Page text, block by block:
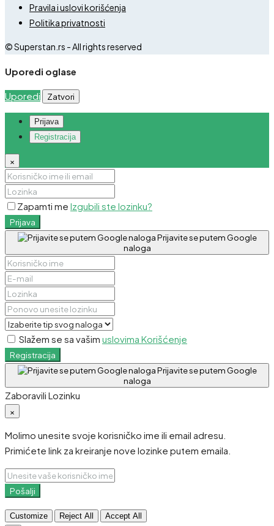
Pravila i uslovi korišćenja
Politika privatnosti
© Superstan.rs - All rights reserved
Uporedi oglase
Uporedi Zatvori
Prijava
Registracija
×
Zapamti me Izgubili ste lozinku?
Prijava
Prijavite se putem Google
naloga
Slažem se sa vašim uslovima Korišćenje
Registracija
Prijavite se putem Google
naloga
Zaboravili Lozinku
×
Molimo unesite svoje korisničko ime ili email adresu.
Primićete link za kreiranje nove lozinke putem emaila.
Pošalji
Customize Reject All
Accept All